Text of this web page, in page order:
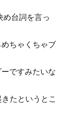
め台詞を言っ
ちゃくちゃブ
ですみたいな
たというとこ